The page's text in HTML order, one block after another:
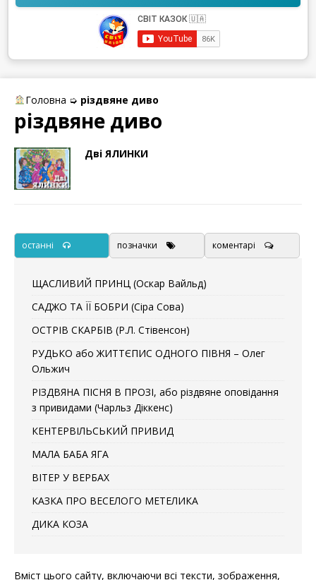
Головна ➭ різдвяне диво
різдвяне диво
Дві ЯЛИНКИ
останні позначки коментарі
ЩАСЛИВИЙ ПРИНЦ (Оскар Вайльд)
САДЖО ТА ЇЇ БОБРИ (Сіра Сова)
ОСТРІВ СКАРБІВ (Р.Л. Стівенсон)
РУДЬКО або ЖИТТЄПИС ОДНОГО ПІВНЯ – Олег
Ольжич
РІЗДВЯНА ПІСНЯ В ПРОЗІ, або різдвяне оповідання
з привидами (Чарльз Діккенс)
КЕНТЕРВІЛЬСЬКИЙ ПРИВИД
МАЛА БАБА ЯГА
ВІТЕР У ВЕРБАХ
КАЗКА ПРО ВЕСЕЛОГО МЕТЕЛИКА
ДИКА КОЗА
Вміст цього сайту, включаючи всі тексти, зображення,